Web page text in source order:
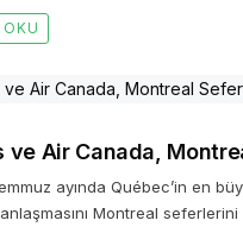
OKU
ve Air Canada,
ayında Québec’in en
Montreal